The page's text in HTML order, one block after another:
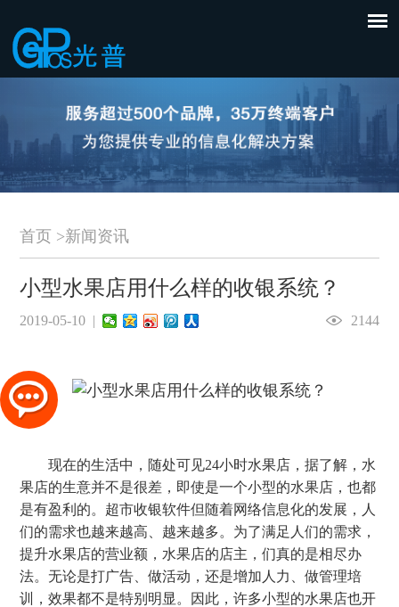
首页 >新闻资讯
小型水果店用什么样的收银系统？
2019-05-10 | 2144
现在的生活中，随处可见24小时水果店，据了解，水
果店的生意并不是很差，即使是一个小型的水果店，也都
是有盈利的。超市收银软件但随着网络信息化的发展，人
们的需求也越来越高、越来越多。为了满足人们的需求，
提升水果店的营业额，水果店的店主，们真的是相尽办
法。无论是打广告、做活动，还是增加人力、做管理培
训，效果都不是特别明显。因此，许多小型的水果店也开